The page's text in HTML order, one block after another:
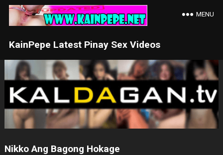
KainPepe Latest Pinay Sex Videos
MENU
Nikko Ang Bagong Hokage